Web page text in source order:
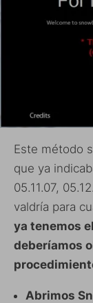
Este método
que ya
05.11.07,
valdría para
ya tenemos
deberíamos
Abrimos